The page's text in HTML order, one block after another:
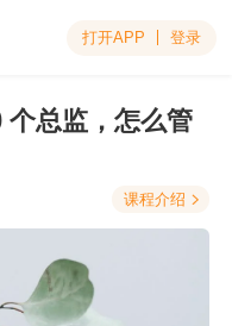
打开APP 登录
总监，怎么管
课程介绍 